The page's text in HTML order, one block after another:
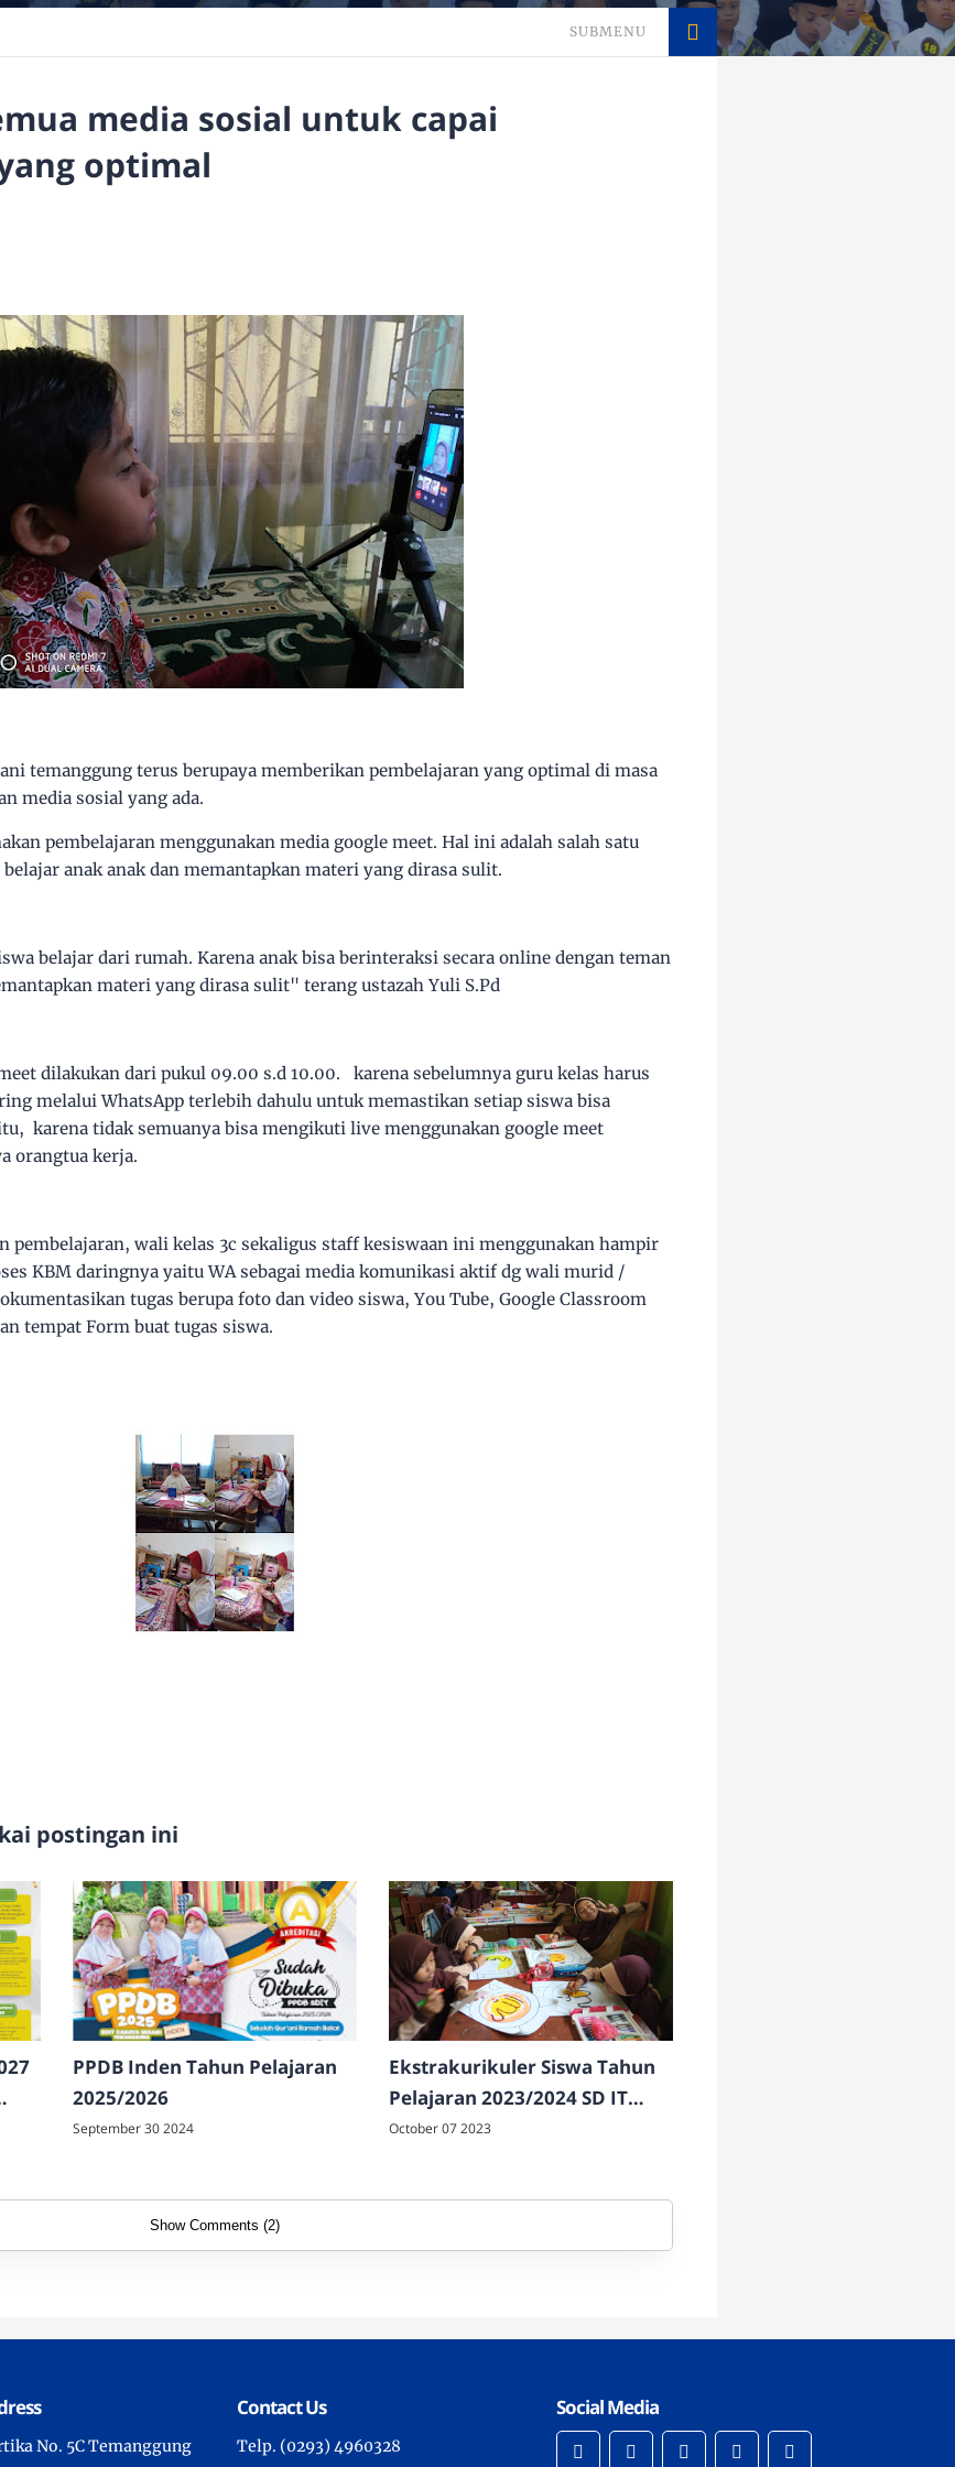
SUBMENU
media sosial untuk capai
optimal
temanggung terus berupaya memberikan pembelajaran yang optimal di masa
media sosial yang ada.
pembelajaran menggunakan media google meet. Hal ini adalah salah satu
anak anak dan memantapkan materi yang dirasa sulit.
belajar dari rumah. Karena anak bisa berinteraksi secara online dengan teman
materi yang dirasa sulit" terang ustazah Yuli S.Pd
dilakukan dari pukul 09.00 s.d 10.00. karena sebelumnya guru kelas harus
melalui WhatsApp terlebih dahulu untuk memastikan setiap siswa bisa
karena tidak semuanya bisa mengikuti live menggunakan google meet
orangtua kerja.
pembelajaran, wali kelas 3c sekaligus staff kesiswaan ini menggunakan hampir
KBM daringnya yaitu WA sebagai media komunikasi aktif dg wali murid /
tugas berupa foto dan video siswa, You Tube, Google Classroom
tempat Form buat tugas siswa.
postingan ini
PPDB Inden Tahun Pelajaran
2025/2026
September 30 2024
Ekstrakurikuler Siswa Tahun
Pelajaran 2023/2024 SD IT
Cahaya Insani Temanggung
October 07 2023
Show Comments (2)
No. 5C Temanggung
Contact Us
Telp. (0293) 4960328
Social Media